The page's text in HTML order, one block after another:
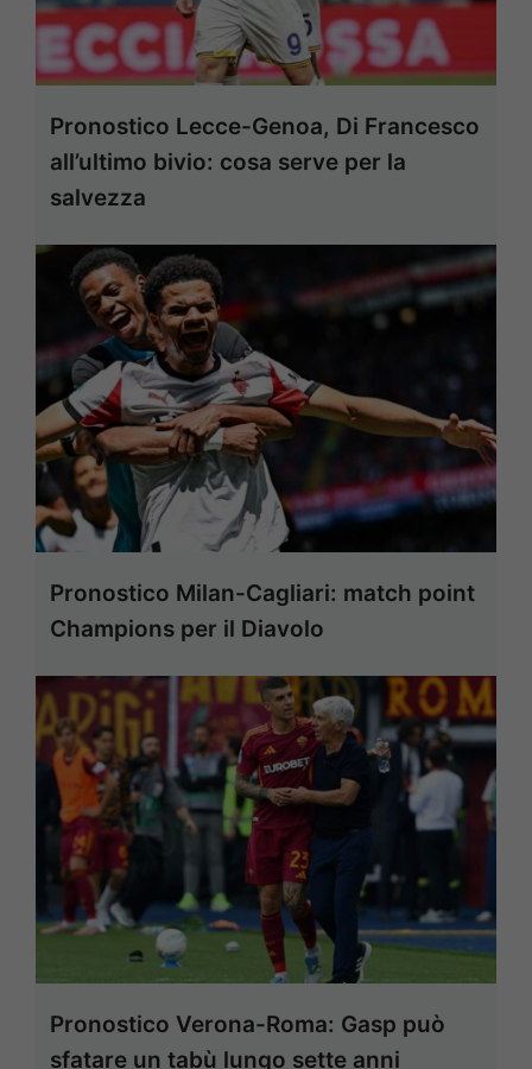
Pronostico Lecce-Genoa, Di Francesco
all’ultimo bivio: cosa serve per la
salvezza
Pronostico Milan-Cagliari: match point
Champions per il Diavolo
Pronostico Verona-Roma: Gasp può
sfatare un tabù lungo sette anni